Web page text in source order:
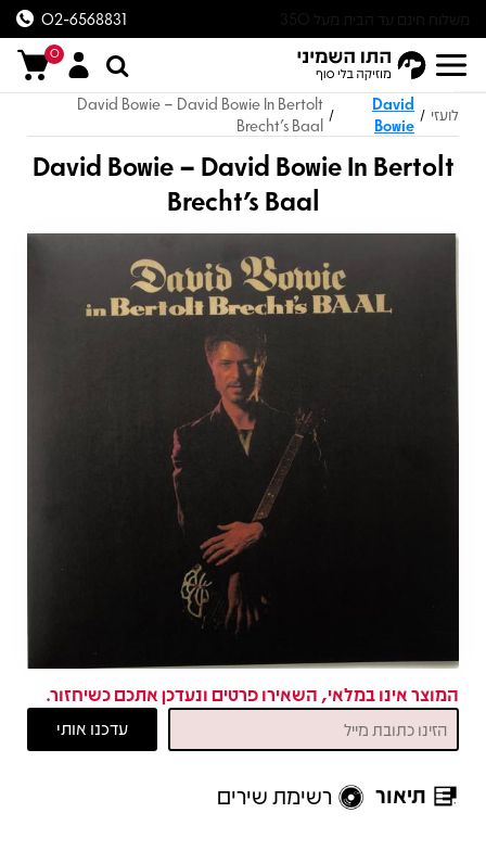
ש״ח
02-6568831
0
לועזי /
David
Bowie
/
David Bowie – David Bowie In Bertolt
Brecht's Baal
David Bowie – David Bowie In Bertolt
Brecht's Baal
המוצר אינו במלאי, השאירו פרטים ונעדכן אתכם כשיחזור.
תיאור רשימת שירים